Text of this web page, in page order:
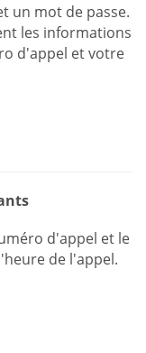
un mot de passe.
les informations
d'appel et votre
d'appel et le
de l'appel.